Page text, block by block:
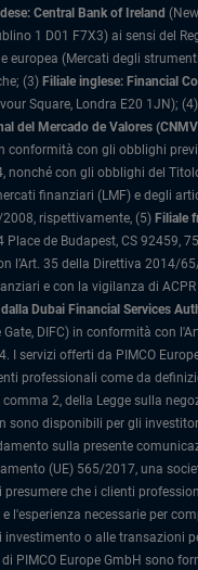
Central Bank of Ireland
1 D01 F7X3) ai sensi del
europea (Mercati degli
(3) Filiale inglese: Financial
Square, Londra E20 1JN); (4)
del Mercado de Valores
conformità con gli obblighi
con gli obblighi del Titolo
finanziari (LMF) e degli
rispettivamente, (5) Filiale
Place de Budapest, CS 92459,
l’Art. 35 della Direttiva 2014/
e con la vigilanza di ACPR
Dubai Financial Services
Gate, DIFC) in conformità con
I servizi offerti da PIMCO
professionali come da
2, della Legge sulla
sono disponibili per gli
sulla presente
(UE) 565/2017, una
che i clienti
l'esperienza necessarie per
investimento o alle transazioni
PIMCO Europe GmbH sono